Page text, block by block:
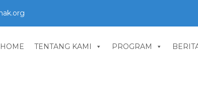
HOME TENTANG KAMI PROGRAM